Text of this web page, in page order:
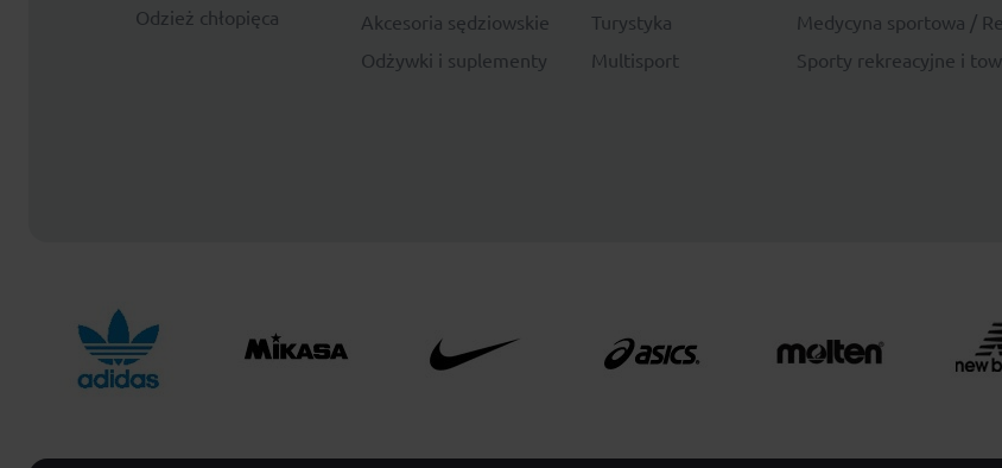
Odzież chłopięca
Akcesoria sędziowskie
Odżywki i suplementy
Turystyka
Medycyna sportowa /
Multisport
Sporty rekreacyjne i